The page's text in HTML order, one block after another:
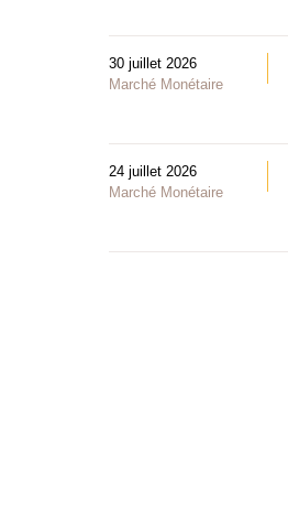
30 juillet 2026
Marché Monétaire
24 juillet 2026
Marché Monétaire